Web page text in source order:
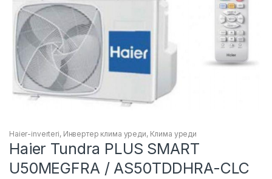
Haier-inverteri, Инвертер клима уреди, Клима уреди
Haier Tundra PLUS SMART
U50MEGFRA / AS50TDDHRA-CLC